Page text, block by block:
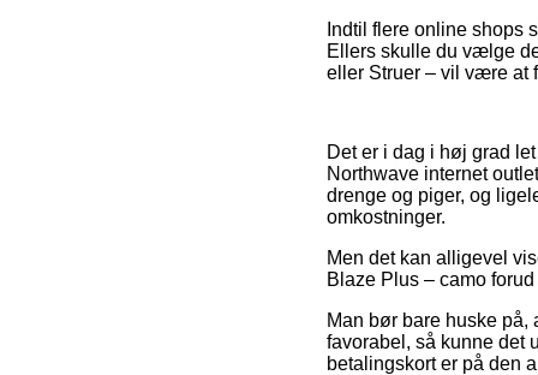
Indtil flere online shops
Ellers skulle du vælge
eller Struer – vil være at
Det er i dag i høj grad
Northwave internet
drenge og piger, og
omkostninger.
Men det kan alligevel
Blaze Plus – camo
Man bør bare huske på,
favorabel, så kunne det
betalingskort er på den